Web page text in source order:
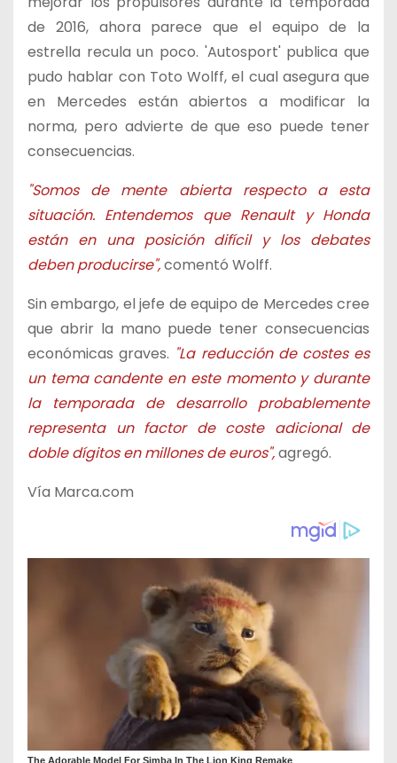
de 2016, ahora parece que el equipo de la
estrella recula un poco. 'Autosport' publica que
pudo hablar con Toto Wolff, el cual asegura que
en Mercedes están abiertos a modificar la
norma, pero advierte de que eso puede tener
consecuencias.
"Somos de mente abierta respecto a esta
situación. Entendemos que Renault y Honda
están en una posición difícil y los debates
deben producirse",comentó Wolff.
Sin embargo, el jefe de equipo de Mercedes cree
que abrir la mano puede tener consecuencias
económicas graves. "La reducción de costes es
un tema candente en este momento y durante
la temporada de desarrollo probablemente
representa un factor de coste adicional de
doble dígitos en millones de euros",agregó.
Vía Marca.com